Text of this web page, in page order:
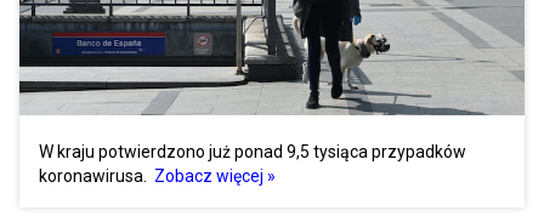
W kraju potwierdzono już ponad 9,5 tysiąca przypadków
koronawirusa.
Zobacz więcej »